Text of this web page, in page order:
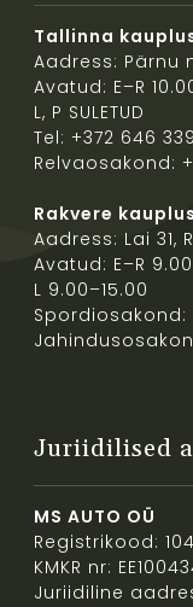
Tallinna
Aadress: Pärnu
Avatud: E–R
L, P SULETUD
Tel: +372 646
Relvaosakond:
Rakvere kauplus
Aadress: Lai 31,
Avatud: E–R
L 9.00–15.00
Spordiosakond:
Juriidilised
MS AUTO OÜ
Registrikood:
KMKR nr:
Juriidiline